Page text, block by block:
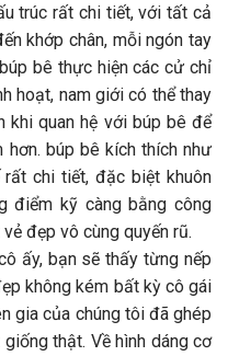
trúc rất chi tiết, với tất cả
khớp chân, mỗi ngón tay
bê thực hiện các cử chỉ
hoạt, nam giới có thể thay
khi quan hệ với búp bê để
hơn. búp bê kích thích như
chi tiết, đặc biệt khuôn
điểm kỹ càng bằng công
đẹp vô cùng quyến rũ.
ấy, bạn sẽ thấy từng nếp
không kém bất kỳ cô gái
gia của chúng tôi đã ghép
thật. Về hình dáng cơ